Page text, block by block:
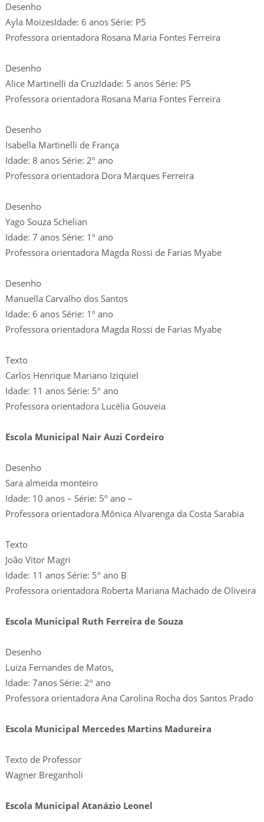
Desenho
Ayla MoizesIdade: 6 anos Série: P5
Professora orientadora Rosana Maria Fontes Ferreira
Desenho
Alice Martinelli da CruzIdade: 5 anos Série: P5
Professora orientadora Rosana Maria Fontes Ferreira
Desenho
Isabella Martinelli de França
Idade: 8 anos Série: 2º ano
Professora orientadora Dora Marques Ferreira
Desenho
Yago Souza Schelian
Idade: 7 anos Série: 1º ano
Professora orientadora Magda Rossi de Farias Myabe
Desenho
Manuella Carvalho dos Santos
Idade: 6 anos Série: 1º ano
Professora orientadora Magda Rossi de Farias Myabe
Texto
Carlos Henrique Mariano Iziquiel
Idade: 11 anos Série: 5º ano
Professora orientadora Lucélia Gouveia
Escola Municipal Nair Auzi Cordeiro
Desenho
Sara almeida monteiro
Idade: 10 anos – Série: 5º ano –
Professora orientadora Mônica Alvarenga da Costa Sarabia
Texto
João Vitor Magri
Idade: 11 anos Série: 5º ano B
Professora orientadora Roberta Mariana Machado de Oliveira
Escola Municipal Ruth Ferreira de Souza
Desenho
Luiza Fernandes de Matos,
Idade: 7anos Série: 2º ano
Professora orientadora Ana Carolina Rocha dos Santos Prado
Escola Municipal Mercedes Martins Madureira
Texto de Professor
Wagner Breganholi
Escola Municipal Atanázio Leonel